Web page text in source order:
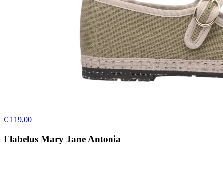
€ 119,00
Flabelus Mary Jane Antonia